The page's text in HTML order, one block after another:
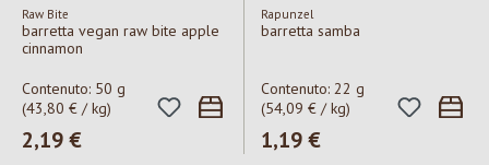
Raw Bite
barretta vegan raw bite apple
cinnamon
Contenuto: 50 g
(43,80 € / kg)
Prezzo normale:
2,19 €
Rapunzel
barretta samba
Contenuto: 22 g
(54,09 € / kg)
Prezzo normale:
1,19 €